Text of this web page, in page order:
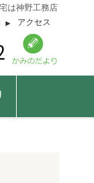
は神野工務店
アクセス